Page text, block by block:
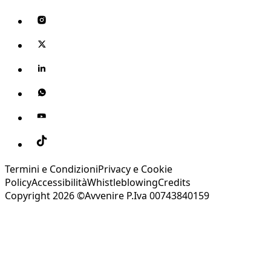
Termini e CondizioniPrivacy e Cookie
PolicyAccessibilitàWhistleblowingCredits
Copyright 2026 ©Avvenire P.Iva 00743840159